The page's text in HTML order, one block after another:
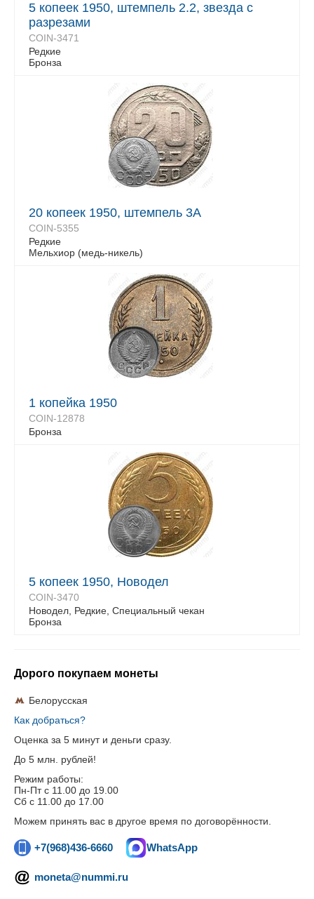
5 копеек 1950, штемпель 2.2, звезда с
разрезами
COIN-3471
Редкие
Бронза
20 копеек 1950, штемпель 3А
COIN-5355
Редкие
Мельхиор (медь-никель)
1 копейка 1950
COIN-12878
Бронза
5 копеек 1950, Новодел
COIN-3470
Новодел, Редкие, Специальный чекан
Бронза
Дорого покупаем монеты
Белорусская
Как добраться?
Оценка за 5 минут и деньги сразу.
До 5 млн. рублей!
Режим работы:
Пн-Пт c 11.00 до 19.00
Сб с 11.00 до 17.00
Можем принять вас в другое время по договорённости.
+7(968)436-6660 WhatsApp
moneta@nummi.ru